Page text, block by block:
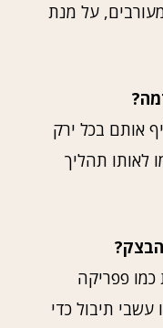
על מנת
אותם בכל ירק
לאותו תהליך
פפריקה
עשבי תיבול כדי